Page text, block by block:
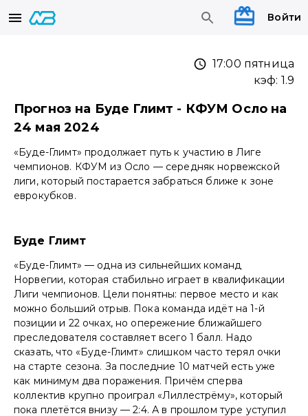
Войти
17:00 пятница
кэф: 1.9
Прогноз на Буде Глимт - КФУМ Осло на
24 мая 2024
«Буде-Глимт» продолжает путь к участию в Лиге
чемпионов. КФУМ из Осло — середняк норвежской
лиги, который постарается забраться ближе к зоне
еврокубков.
Буде Глимт
«Буде-Глимт» — одна из сильнейших команд
Норвегии, которая стабильно играет в квалификации
Лиги чемпионов. Цели понятны: первое место и как
можно больший отрыв. Пока команда идёт на 1-й
позиции и 22 очках, но опережение ближайшего
преследователя составляет всего 1 балл. Надо
сказать, что «Буде-Глимт» слишком часто терял очки
на старте сезона. За последние 10 матчей есть уже
как минимум два поражения. Причём сперва
коллектив крупно проиграл «Лиллестрёму», который
пока плетётся внизу — 2:4. А в прошлом туре уступил